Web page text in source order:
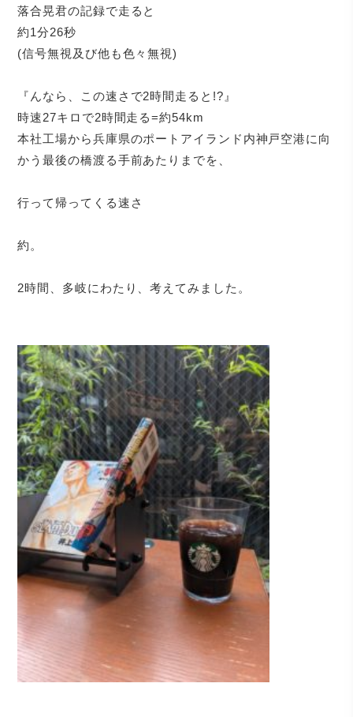
落合晃君の記録で走ると
約1分26秒
(信号無視及び他も色々無視)
『んなら、この速さで2時間走ると!?』
時速27キロで2時間走る=約54km
本社工場から兵庫県のポートアイランド内神戸空港に向
かう最後の橋渡る手前あたりまでを、
行って帰ってくる速さ
約。
2時間、多岐にわたり、考えてみました。